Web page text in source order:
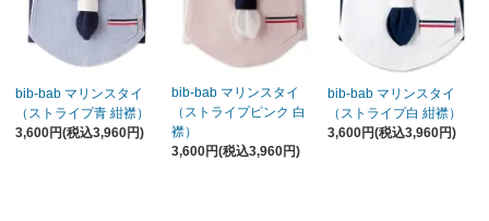
bib-bab マリンスタイ
（ストライプ青 紺襟）
3,600円(税込3,960円)
bib-bab マリンスタイ
（ストライプピンク 白
襟）
3,600円(税込3,960円)
bib-bab マリンスタイ
（ストライプ白 紺襟）
3,600円(税込3,960円)